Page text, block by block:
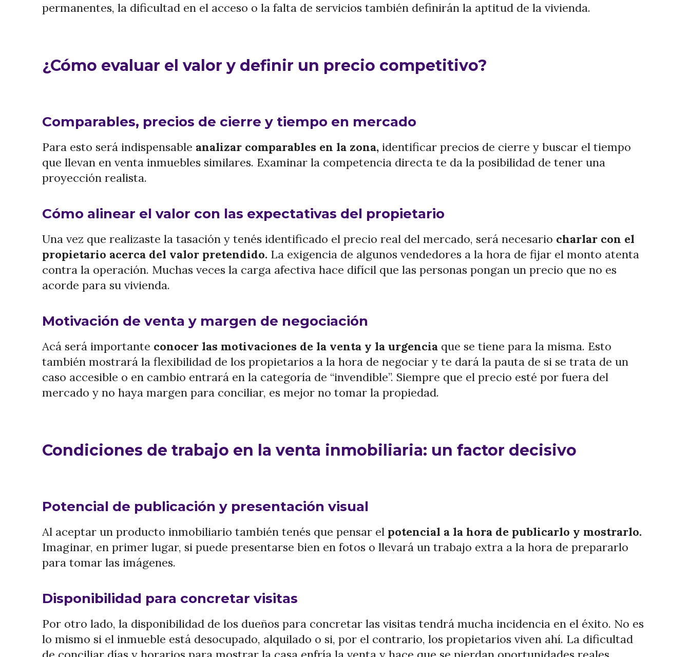
permanentes, la dificultad en el acceso o la falta de servicios también definirán la aptitud de la vivienda.
¿Cómo evaluar el valor y definir un precio competitivo?
Comparables, precios de cierre y tiempo en mercado
Para esto será indispensable analizar comparables en la zona, identificar precios de cierre y buscar el tiempo
que llevan en venta inmuebles similares. Examinar la competencia directa te da la posibilidad de tener una
proyección realista.
Cómo alinear el valor con las expectativas del propietario
Una vez que realizaste la tasación y tenés identificado el precio real del mercado, será necesario charlar con el
propietario acerca del valor pretendido. La exigencia de algunos vendedores a la hora de fijar el monto atenta
contra la operación. Muchas veces la carga afectiva hace difícil que las personas pongan un precio que no es
acorde para su vivienda.
Motivación de venta y margen de negociación
Acá será importante conocer las motivaciones de la venta y la urgencia que se tiene para la misma. Esto
también mostrará la flexibilidad de los propietarios a la hora de negociar y te dará la pauta de si se trata de un
caso accesible o en cambio entrará en la categoría de “invendible”. Siempre que el precio esté por fuera del
mercado y no haya margen para conciliar, es mejor no tomar la propiedad.
Condiciones de trabajo en la venta inmobiliaria: un factor decisivo
Potencial de publicación y presentación visual
Al aceptar un producto inmobiliario también tenés que pensar el potencial a la hora de publicarlo y mostrarlo.
Imaginar, en primer lugar, si puede presentarse bien en fotos o llevará un trabajo extra a la hora de prepararlo
para tomar las imágenes.
Disponibilidad para concretar visitas
Por otro lado, la disponibilidad de los dueños para concretar las visitas tendrá mucha incidencia en el éxito. No es
lo mismo si el inmueble está desocupado, alquilado o si, por el contrario, los propietarios viven ahí. La dificultad